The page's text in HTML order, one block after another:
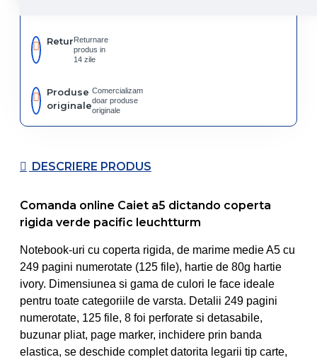
ReturReturnare
produs in
14 zile
Produse
originale
Comercializam
doar produse
originale
DESCRIERE PRODUS
Comanda online Caiet a5 dictando coperta
rigida verde pacific leuchtturm
Notebook-uri cu coperta rigida, de marime medie A5 cu
249 pagini numerotate (125 file), hartie de 80g hartie
ivory. Dimensiunea si gama de culori le face ideale
pentru toate categoriile de varsta. Detalii 249 pagini
numerotate, 125 file, 8 foi perforate si detasabile,
buzunar pliat, page marker, inchidere prin banda
elastica, se deschide complet datorita legarii tip carte,